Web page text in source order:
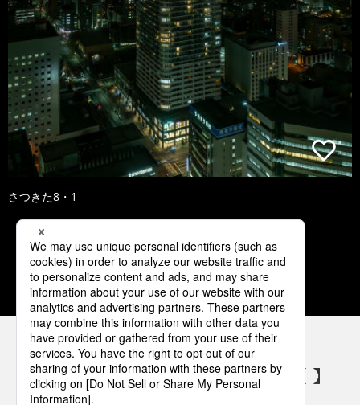
さつきた8・1
1 2 3 4 5
パナソニックの電気設備 SNSアカウント